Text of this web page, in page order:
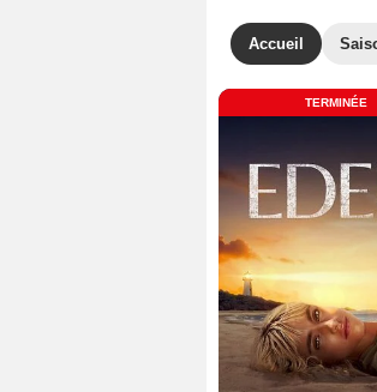
Accueil
TERMINÉE